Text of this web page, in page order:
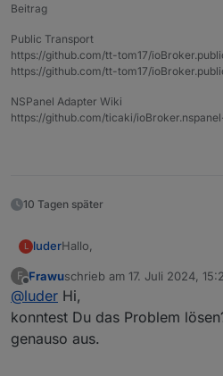
Beitrag
Public Transport
https://github.com/tt-tom17/
https://github.com/tt-tom17/
NSPanel Adapter Wiki
https://github.com/ticaki/
10 Tagen später
L luderHallo,
ich bekomme beim Start die
Betriebssystem-Paket-
Einige
Darunter ist dann eine
Ich habe dann ein Update
F
Offline
Frawuschrieb am 17. Juli 2024,
zuletzt editiert von
@luder Hi,
konntest Du das Problem
genauso aus.